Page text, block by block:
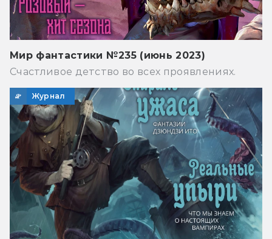
Мир фантастики №235 (июнь 2023)
Счастливое детство во всех проявлениях.
Журнал